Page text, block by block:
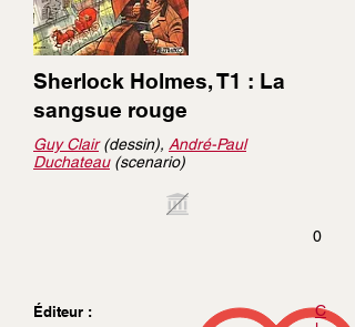
Sherlock Holmes, T1 : La
sangsue rouge
Guy Clair(dessin), André-Paul
Duchateau(scenario)
0
Éditeur :
C